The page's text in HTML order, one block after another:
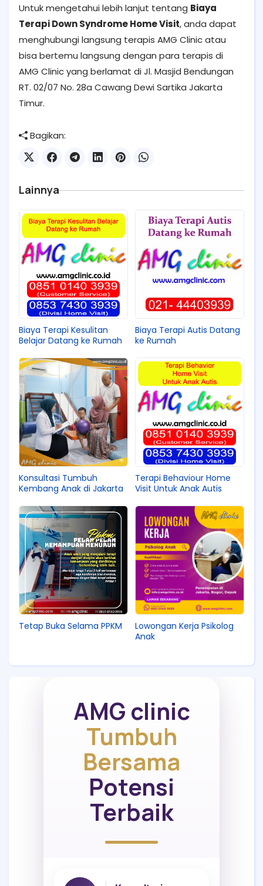
Untuk mengetahui lebih lanjut tentang Biaya
Terapi Down Syndrome Home Visit, anda dapat
menghubungi langsung terapis AMG Clinic atau
bisa bertemu langsung dengan para terapis di
AMG Clinic yang berlamat di Jl. Masjid Bendungan
RT. 02/07 No. 28a Cawang Dewi Sartika Jakarta
Timur.
Bagikan:
Lainnya
Biaya Terapi Kesulitan
Belajar Datang ke Rumah
Biaya Terapi Autis Datang
ke Rumah
Konsultasi Tumbuh
Kembang Anak di Jakarta
Terapi Behaviour Home
Visit Untuk Anak Autis
Tetap Buka Selama PPKM
Lowongan Kerja Psikolog
Anak
AMG clinic
Tumbuh
Bersama
Potensi
Terbaik